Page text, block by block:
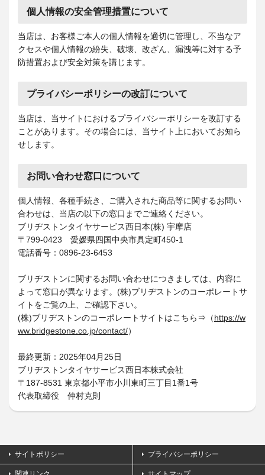
個人情報の安全管理措置について
当店は、お客様ご本人の個人情報を適切に管理し、不当なア
クセスや個人情報の紛失、破壊、改ざん、漏洩等に対する予
防措置および安全対策を講じます。
プライバシーポリシーの改訂について
当店は、当サイトにおけるプライバシーポリシーを改訂する
ことがあります。その場合には、当サイト上においてお知ら
せします。
お問い合わせ窓口について
個人情報、各種手続き、ご購入された商品等に関するお問い
合わせは、当店の以下の窓口までご連絡ください。
ブリヂストンタイヤサービス西日本(株) 宇摩店
〒799-0423 愛媛県四国中央市具定町450-1
電話番号：0896-23-6453
ブリヂストンに関するお問い合わせにつきましては、内容に
よって窓口が異なります。(株)ブリヂストンのコーポレートサ
イトをご覧の上、ご確認下さい。
(株)ブリヂストンのコーポレートサイトはこちら⇒（https://w
ww.bridgestone.co.jp/contact/）
最終更新：2025年04月25日
ブリヂストンタイヤサービス西日本株式会社
〒187-8531 東京都小平市小川東町三丁目1番1号
代表取締役 仲村克則
サイトポリシー プライバシーポリシー